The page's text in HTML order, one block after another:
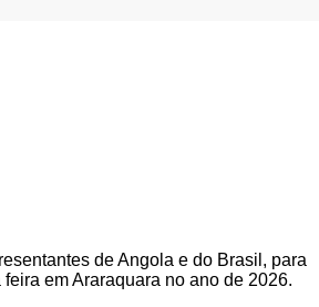
de Angola e do Brasil, para
em Araraquara no ano de 2026.